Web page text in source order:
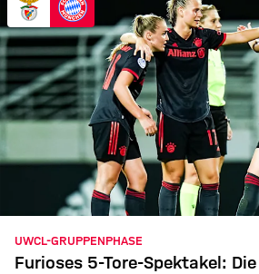
UWCL-GRUPPENPHASE
Furioses 5-Tore-Spektakel: